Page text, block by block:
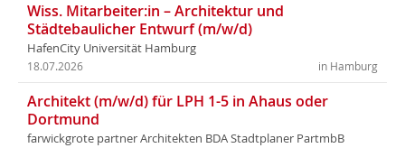
Wiss. Mitarbeiter:in – Architektur und
Städtebaulicher Entwurf (m/w/d)
HafenCity Universität Hamburg
in Hamburg
18.07.2026
Architekt (m/w/d) für LPH 1-5 in Ahaus oder
Dortmund
farwickgrote partner Architekten BDA Stadtplaner PartmbB